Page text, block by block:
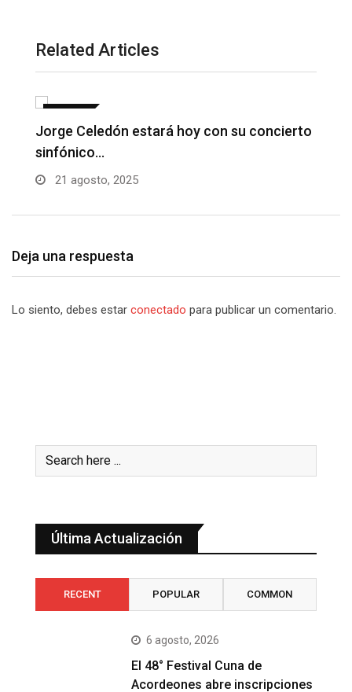
Related Articles
Fabian Corrales con sus grandes éxitos en
La…
21 agosto, 2025
Deja una respuesta
Lo siento, debes estar conectado para publicar un comentario.
Última Actualización
RECENT POPULAR COMMON
6 agosto, 2026
El 48° Festival Cuna de
Acordeones abre inscripciones